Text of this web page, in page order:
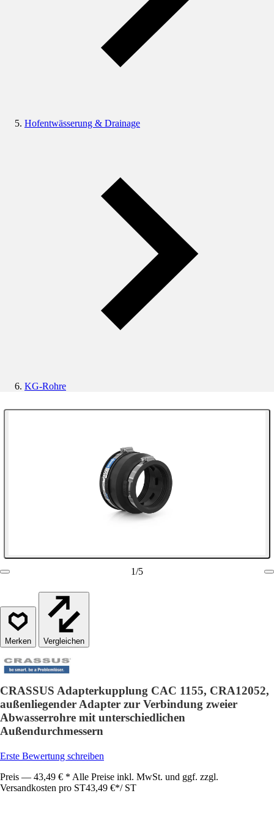
Hofentwässerung & Drainage
KG-Rohre
1/5
Vergleichen
CRASSUS Adapterkupplung CAC 1155, CRA12052,
außenliegender Adapter zur Verbindung zweier
Abwasserrohre mit unterschiedlichen
Außendurchmessern
Erste Bewertung schreiben
Preis — 43,49 € * Alle Preise inkl. MwSt. und ggf. zzgl.
Versandkosten pro ST43,49 €*/ ST